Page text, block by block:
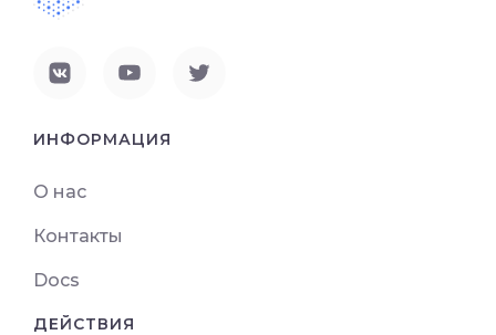
ИНФОРМАЦИЯ
О нас
Контакты
Docs
ДЕЙСТВИЯ